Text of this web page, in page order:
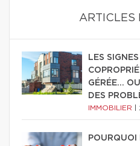
ARTICLES
LES
GÉRÉE…
DES
IMMOBILIER
POURQUOI